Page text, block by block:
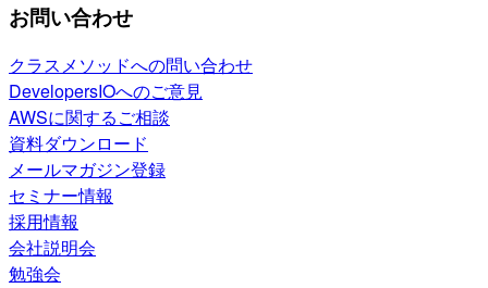
お問い合わせ
クラスメソッドへの問い合わせ
DevelopersIOへのご意見
AWSに関するご相談
資料ダウンロード
メールマガジン登録
セミナー情報
採用情報
会社説明会
勉強会